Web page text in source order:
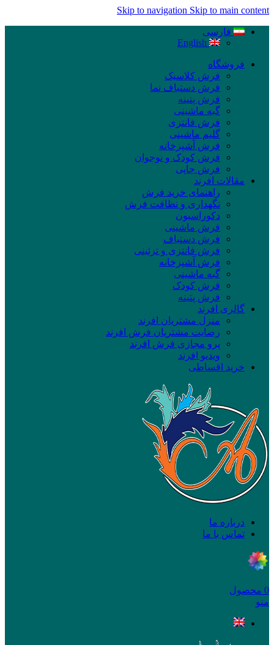
Skip to navigation Skip to main content
فارسی
English
فروشگاه
فرش کلاسیک
فرش دستباف نما
فرش پتینه
گبه ماشینی
فرش فانتزی
گلیم ماشینی
فرش آشپزخانه
فرش کودک و نوجوان
فرش چاپی
مقالات افرند
راهنمای خرید فرش
نگهداری و نظافت فرش
دکوراسیون
فرش ماشینی
فرش دستباف
فرش فانتزی و تزئینی
فرش آشپزخانه
گبه ماشینی
فرش کودک
فرش پتینه
گالری افرند
منزل مشتریان افرند
رضایت مشتریان فرش افرند
پرو مجازی فرش افرند
ویدیو افرند
خرید اقساطی
درباره ما
تماس با ما
0 محصول
منو